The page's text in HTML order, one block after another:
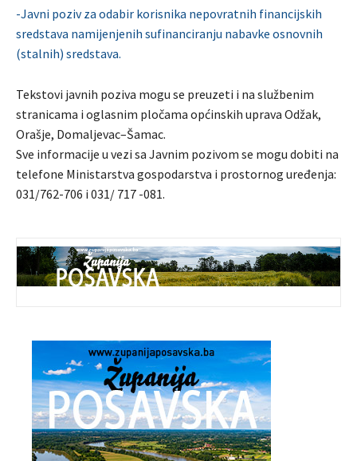
-Javni poziv za odabir korisnika nepovratnih financijskih
sredstava namijenjenih sufinanciranju nabavke osnovnih
(stalnih) sredstava.
Tekstovi javnih poziva mogu se preuzeti i na službenim
stranicama i oglasnim pločama općinskih uprava Odžak,
Orašje, Domaljevac–Šamac.
Sve informacije u vezi sa Javnim pozivom se mogu dobiti na
telefone Ministarstva gospodarstva i prostornog uređenja:
031/762-706 i 031/ 717 -081.